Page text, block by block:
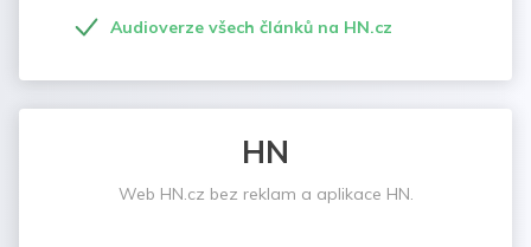
Audioverze všech článků na HN.cz
HN
Web HN.cz bez reklam a aplikace HN.